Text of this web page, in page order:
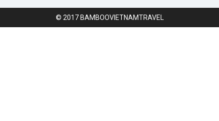
© 2017 BAMBOOVIETNAMTRAVEL